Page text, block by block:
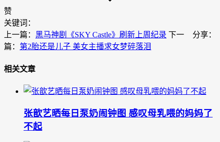
赞
关键词：
分享：
上一篇： 黑马神剧《SKY Castle》刷新上周纪录 下一
篇： 第2胎还是儿子 美女主播求女梦碎落泪
相关文章
张歆艺晒每日泵奶闹钟图 感叹母乳喂的妈妈了
不起